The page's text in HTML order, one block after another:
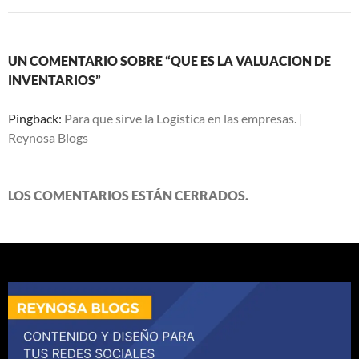
UN COMENTARIO SOBRE “QUE ES LA VALUACION DE
INVENTARIOS”
Pingback: Para que sirve la Logística en las empresas. |
Reynosa Blogs
LOS COMENTARIOS ESTÁN CERRADOS.